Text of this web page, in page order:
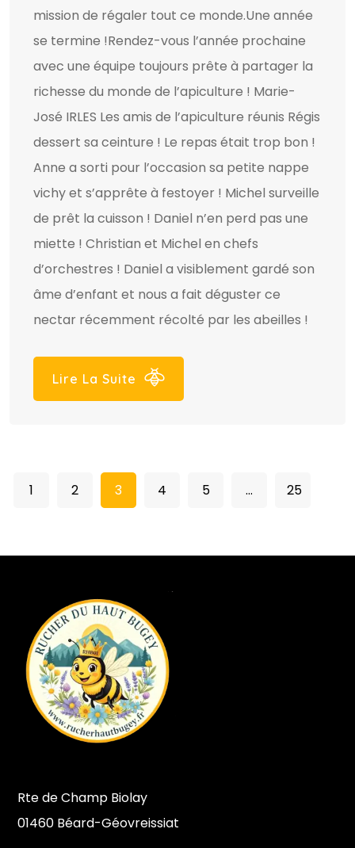
mission de régaler tout ce monde.Une année
se termine !Rendez-vous l’année prochaine
avec une équipe toujours prête à partager la
richesse du monde de l’apiculture ! Marie-
José IRLES Les amis de l’apiculture réunis Régis
dessert sa ceinture ! Le repas était trop bon !
Anne a sorti pour l’occasion sa petite nappe
vichy et s’apprête à festoyer ! Michel surveille
de prêt la cuisson ! Daniel n’en perd pas une
miette ! Christian et Michel en chefs
d’orchestres ! Daniel a visiblement gardé son
âme d’enfant et nous a fait déguster ce
nectar récemment récolté par les abeilles !
Lire La Suite
1 2 3 4 5 … 25
Rte de Champ Biolay
01460 Béard-Géovreissiat